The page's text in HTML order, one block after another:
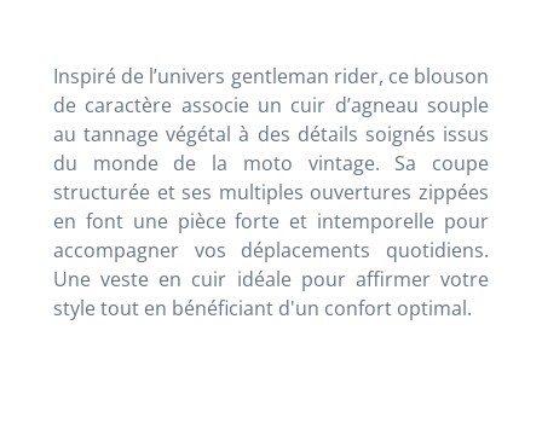
Inspiré de l’univers gentleman rider, ce blouson
de caractère associe un cuir d’agneau souple
au tannage végétal à des détails soignés issus
du monde de la moto vintage. Sa coupe
structurée et ses multiples ouvertures zippées
en font une pièce forte et intemporelle pour
accompagner vos déplacements quotidiens.
Une veste en cuir idéale pour affirmer votre
style tout en bénéficiant d'un confort optimal.